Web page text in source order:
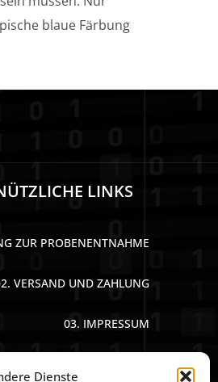
Dienste
blaue Färbung
LINKS
ZUR PROBENENTNAHME
VERSAND UND ZAHLUNG
03. IMPRESSUM